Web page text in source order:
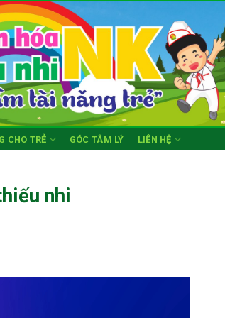
CHO TRẺ GÓC TÂM LÝ LIÊN HỆ
nhi